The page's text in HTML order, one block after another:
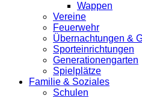
Wappen
Vereine
Feuerwehr
Übernachtungen &
Sporteinrichtungen
Generationengarten
Spielplätze
Familie & Soziales
Schulen